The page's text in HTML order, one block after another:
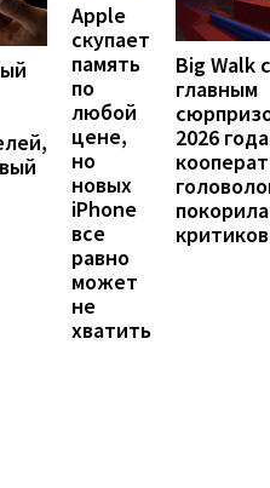
Apple
скупает
память
по
любой
цене,
но
новых
iPhone
все
равно
может
не
хватить
Big Walk
главным
2026
покорила
критиков